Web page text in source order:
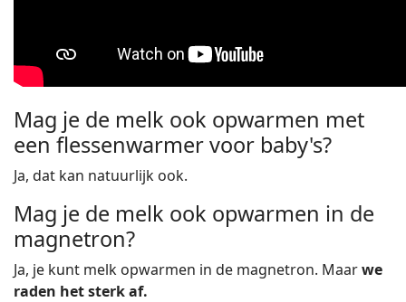
Mag je de melk ook opwarmen met
een flessenwarmer voor baby's?
Ja, dat kan natuurlijk ook.
Mag je de melk ook opwarmen in de
magnetron?
Ja, je kunt melk opwarmen in de magnetron. Maarwe
raden het sterk af.